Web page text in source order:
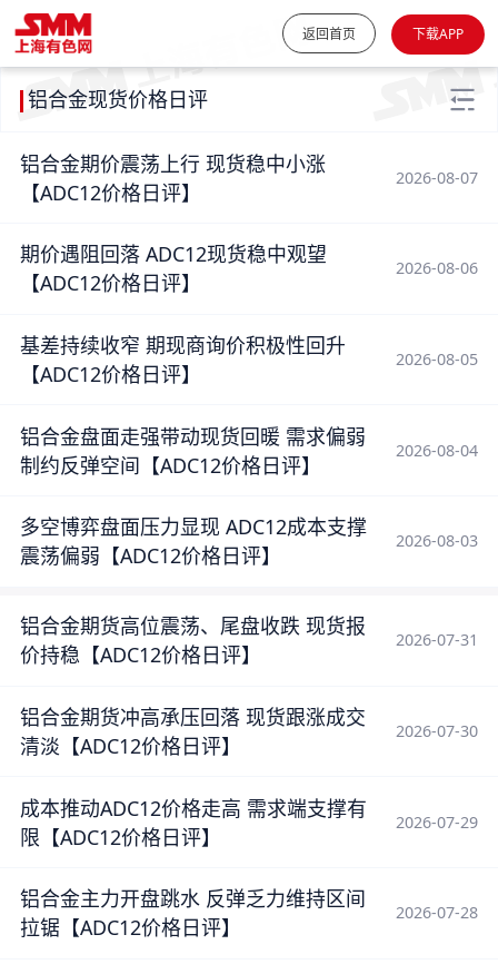
返回首页 下载APP
铝合金现货价格日评
铝合金期价震荡上行 现货稳中小涨
【ADC12价格日评】
2026-08-07
期价遇阻回落 ADC12现货稳中观望
【ADC12价格日评】
2026-08-06
基差持续收窄 期现商询价积极性回升
【ADC12价格日评】
2026-08-05
铝合金盘面走强带动现货回暖 需求偏弱
制约反弹空间【ADC12价格日评】
2026-08-04
多空博弈盘面压力显现 ADC12成本支撑
震荡偏弱【ADC12价格日评】
2026-08-03
铝合金期货高位震荡、尾盘收跌 现货报
价持稳【ADC12价格日评】
2026-07-31
铝合金期货冲高承压回落 现货跟涨成交
清淡【ADC12价格日评】
2026-07-30
成本推动ADC12价格走高 需求端支撑有
限【ADC12价格日评】
2026-07-29
铝合金主力开盘跳水 反弹乏力维持区间
拉锯【ADC12价格日评】
2026-07-28